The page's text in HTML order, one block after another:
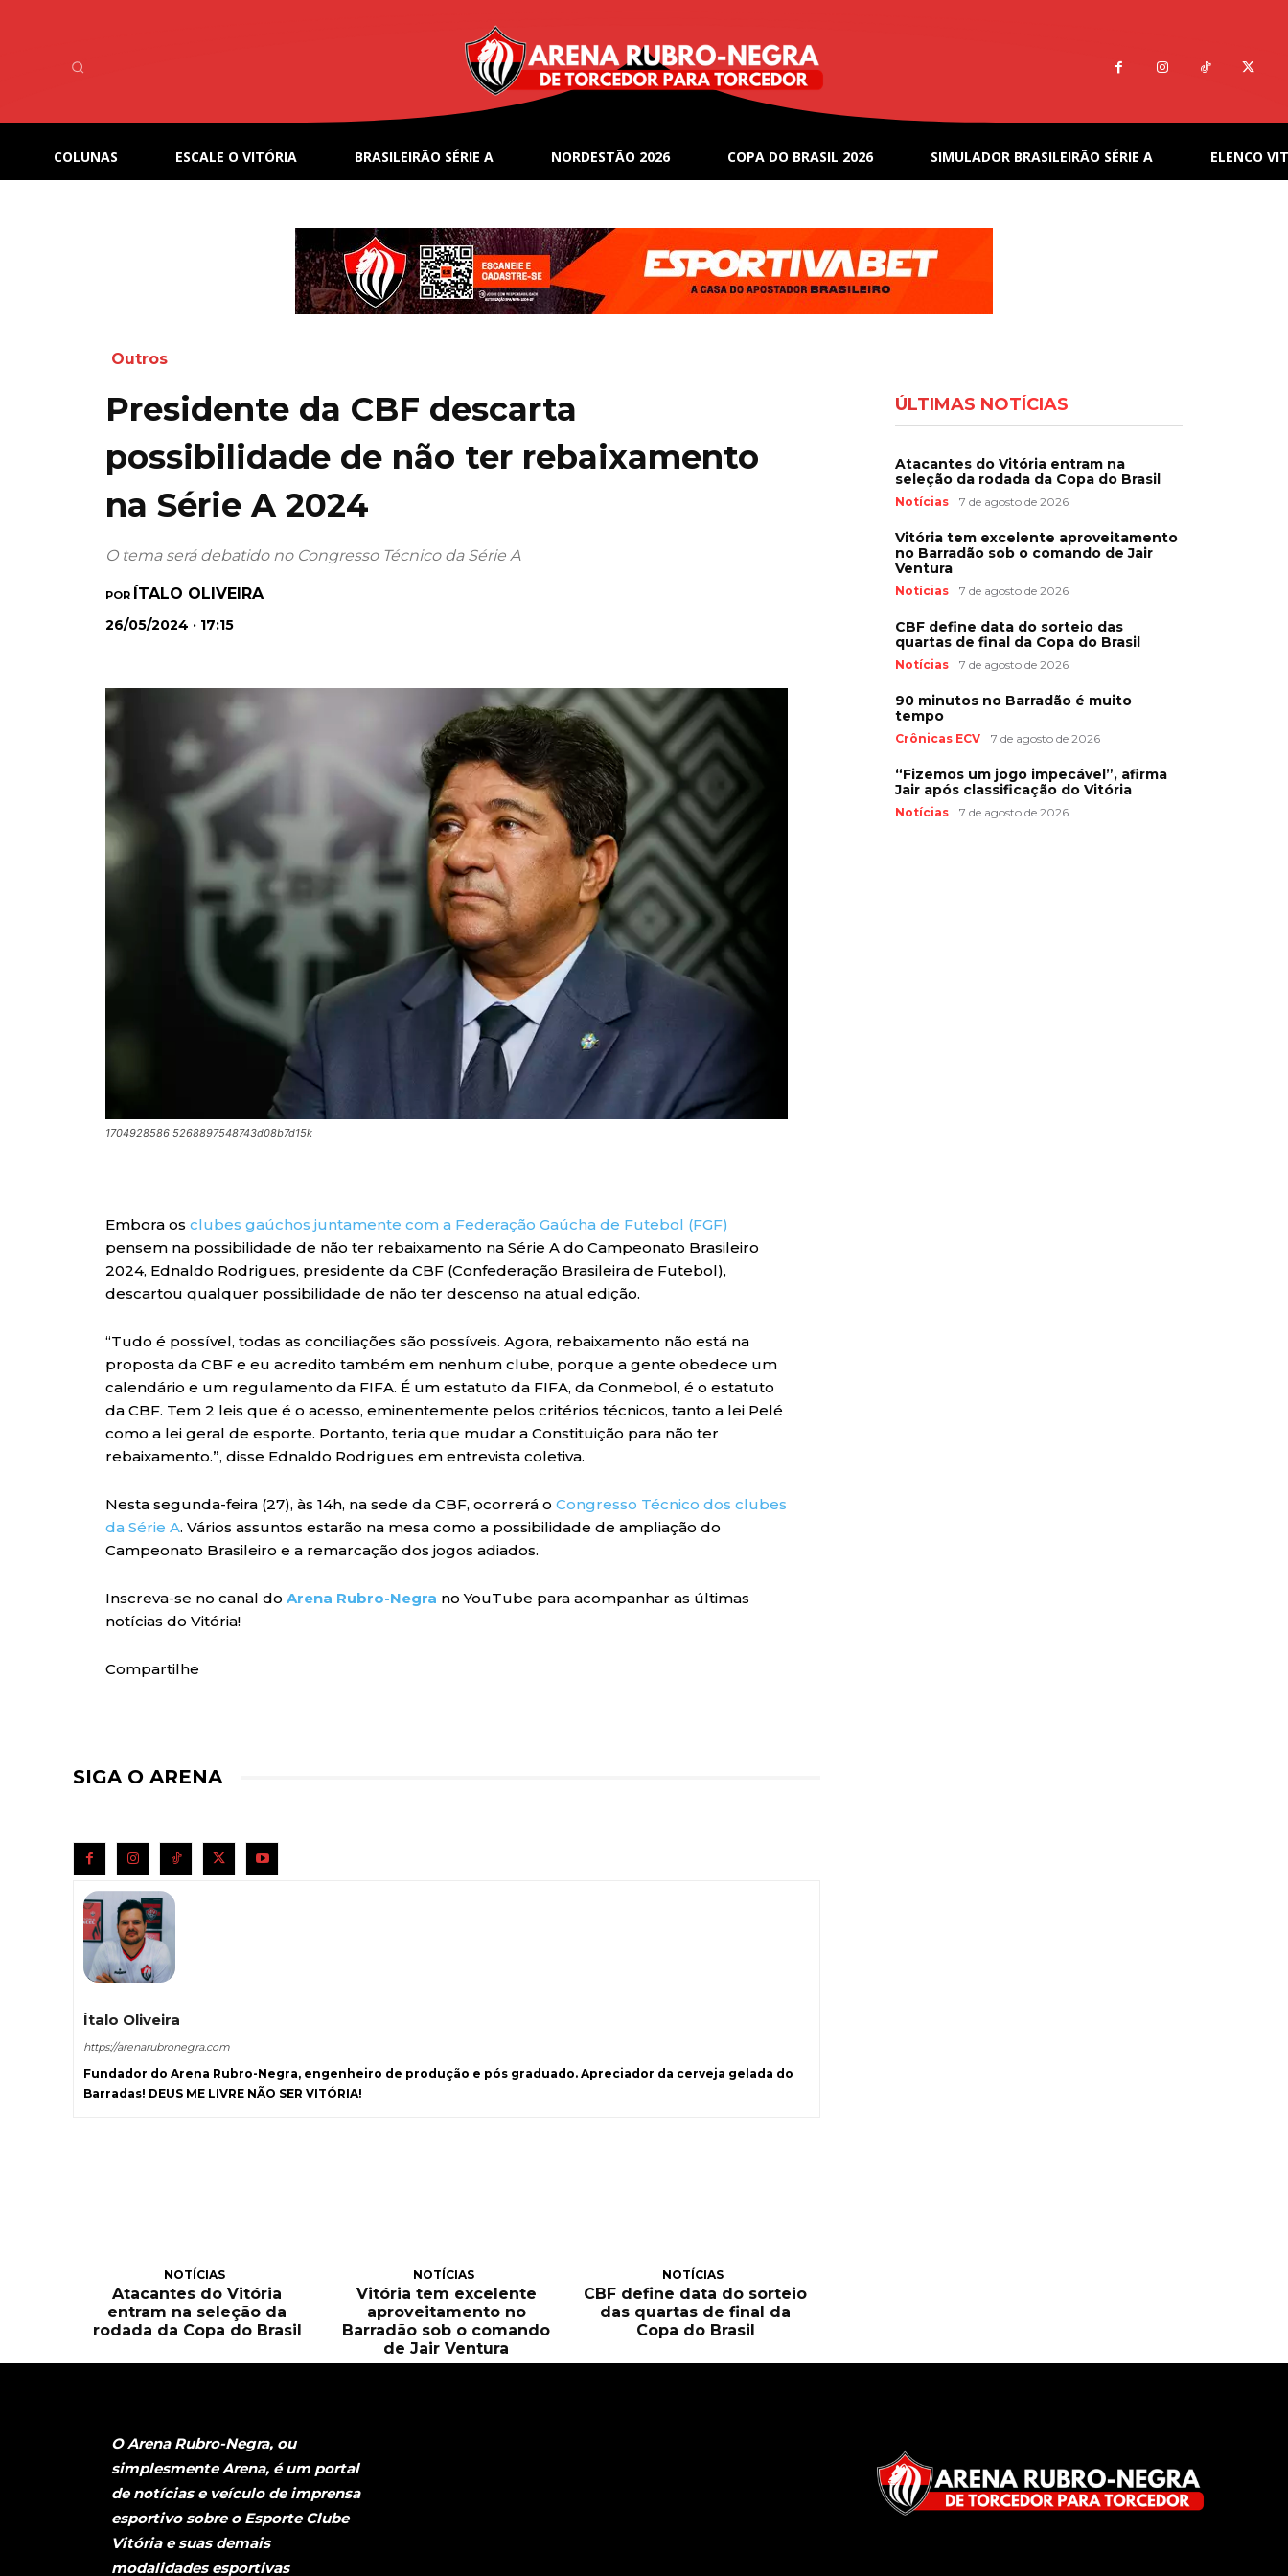
COLUNAS ESCALE O VITÓRIA BRASILEIRÃO SÉRIE A NORDESTÃO 2026 COPA DO BRASIL 2026 SIMULADOR BRASILEIRÃO SÉRIE A ELENCO
Outros
Presidente da CBF descarta
possibilidade de não ter rebaixamento
na Série A 2024
O tema será debatido no Congresso Técnico da Série A
POR ÍTALO OLIVEIRA
26/05/2024 · 17:15
1704928586 5268897548743d08b7d15k
Embora os clubes gaúchos juntamente com a Federação Gaúcha de Futebol (FGF)
pensem na possibilidade de não ter rebaixamento na Série A do Campeonato Brasileiro
2024, Ednaldo Rodrigues, presidente da CBF (Confederação Brasileira de Futebol),
descartou qualquer possibilidade de não ter descenso na atual edição.
“Tudo é possível, todas as conciliações são possíveis. Agora, rebaixamento não está na
proposta da CBF e eu acredito também em nenhum clube, porque a gente obedece um
calendário e um regulamento da FIFA. É um estatuto da FIFA, da Conmebol, é o estatuto
da CBF. Tem 2 leis que é o acesso, eminentemente pelos critérios técnicos, tanto a lei Pelé
como a lei geral de esporte. Portanto, teria que mudar a Constituição para não ter
rebaixamento.”, disse Ednaldo Rodrigues em entrevista coletiva.
Nesta segunda-feira (27), às 14h, na sede da CBF, ocorrerá o Congresso Técnico dos clubes
da Série A. Vários assuntos estarão na mesa como a possibilidade de ampliação do
Campeonato Brasileiro e a remarcação dos jogos adiados.
Inscreva-se no canal do Arena Rubro-Negra no YouTube para acompanhar as últimas
notícias do Vitória!
Compartilhe
SIGA O ARENA
Ítalo Oliveira
https://arenarubronegra.com
Fundador do Arena Rubro-Negra, engenheiro de produção e pós graduado. Apreciador da cerveja gelada do
Barradas! DEUS ME LIVRE NÃO SER VITÓRIA!
NOTÍCIAS
Atacantes do Vitória
entram na seleção da
rodada da Copa do Brasil
NOTÍCIAS
Vitória tem excelente
aproveitamento no
Barradão sob o comando
de Jair Ventura
NOTÍCIAS
CBF define data do sorteio
das quartas de final da
Copa do Brasil
ÚLTIMAS NOTÍCIAS
Atacantes do Vitória entram na
seleção da rodada da Copa do Brasil
Notícias 7 de agosto de 2026
Vitória tem excelente aproveitamento
no Barradão sob o comando de Jair
Ventura
Notícias 7 de agosto de 2026
CBF define data do sorteio das
quartas de final da Copa do Brasil
Notícias 7 de agosto de 2026
90 minutos no Barradão é muito
tempo
Crônicas ECV 7 de agosto de 2026
“Fizemos um jogo impecável”, afirma
Jair após classificação do Vitória
Notícias 7 de agosto de 2026
O Arena Rubro-Negra, ou
simplesmente Arena, é um portal
de notícias e veículo de imprensa
esportivo sobre o Esporte Clube
Vitória e suas demais
modalidades esportivas